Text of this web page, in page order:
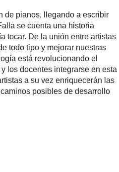
de pianos, llegando a escribir
se cuenta una historia
tocar. De la unión entre artistas
todo tipo y mejorar nuestras
está revolucionando el
los docentes integrarse en esta
a su vez enriquecerán las
posibles de desarrollo